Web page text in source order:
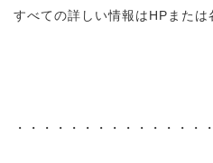
すべての詳しい情報はHPまたは
・・・・・・・・・・・・・・